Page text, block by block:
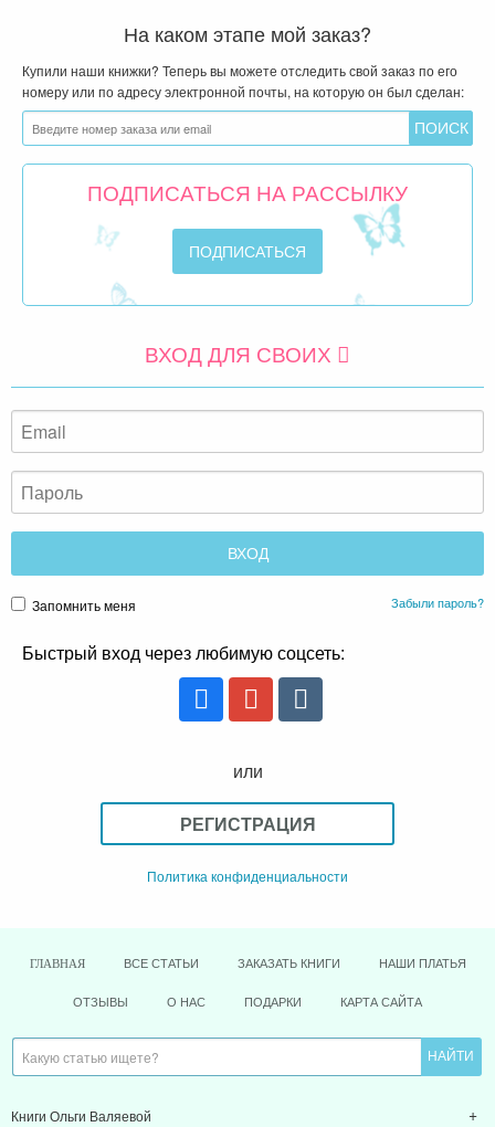
На каком этапе мой заказ?
Купили наши книжки? Теперь вы можете отследить свой заказ по его
номеру или по адресу электронной почты, на которую он был сделан:
ПОДПИСАТЬСЯ НА РАССЫЛКУ
ВХОД ДЛЯ СВОИХ
Запомнить меня Забыли пароль?
Быстрый вход через любимую соцсеть:
или
РЕГИСТРАЦИЯ
Политика конфиденциальности
ГЛАВНАЯ ВСЕ СТАТЬИ ЗАКАЗАТЬ КНИГИ НАШИ ПЛАТЬЯ
ОТЗЫВЫ О НАС ПОДАРКИ КАРТА САЙТА
Книги Ольги Валяевой